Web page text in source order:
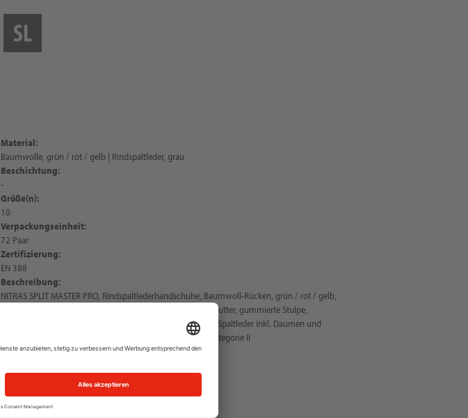
Material:
Baumwolle, grün / rot / gelb | Rindspaltleder, grau
Beschichtung:
-
Größe(n):
10
Verpackungseinheit:
72 Paar
Zertifizierung:
EN 388
Beschreibung:
NITRAS SPLIT MASTER PRO, Rindspaltlederhandschuhe, Baumwoll-Rücken, grün / rot / gelb,
gestreift, Rindspaltleder, grau (Farbcode: 3012), Innenhandfutter, gummierte Stulpe,
Doppelnähte, verstärkt durch großen Innenhandbesatz aus Spaltleder inkl. Daumen und
Zeigefinger, langlebig, robust, gute Griffigkeit, PSA-Risikokategorie II